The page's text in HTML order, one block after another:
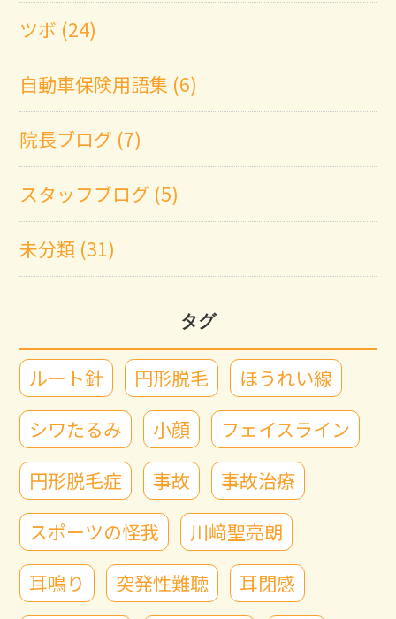
ツボ (24)
自動車保険用語集 (6)
院長ブログ (7)
スタッフブログ (5)
未分類 (31)
タグ
ルート針 円形脱毛
ほうれい線
シワたるみ
小顔
フェイスライン
円形脱毛症
事故
事故治療
スポーツの怪我
川﨑聖亮朗
耳鳴り
突発性難聴
耳閉感